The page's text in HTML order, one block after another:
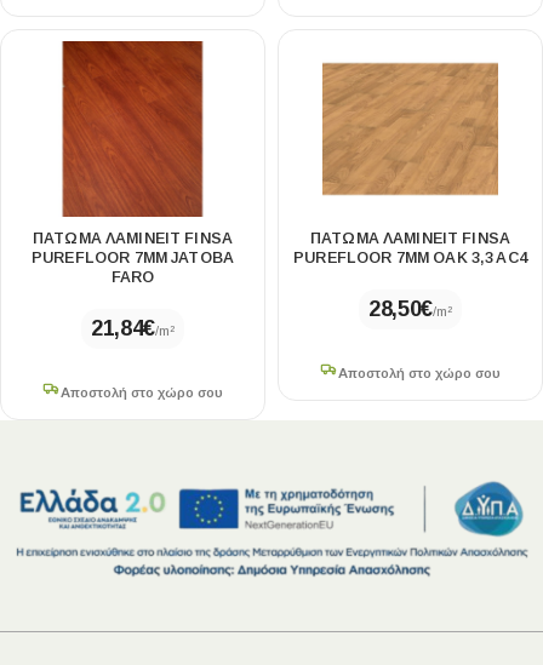
ΠΑΤΩΜΑ ΛΑΜΙΝΕΙΤ FINSA
PUREFLOOR 7MM JATOBA
FARO
21,84€/m²
Αποστολή στο χώρο σου
ΠΑΤΩΜΑ ΛΑΜΙΝΕΙΤ FINSA
PUREFLOOR 7MM OAK 3,3 AC4
28,50€/m²
Αποστολή στο χώρο σου